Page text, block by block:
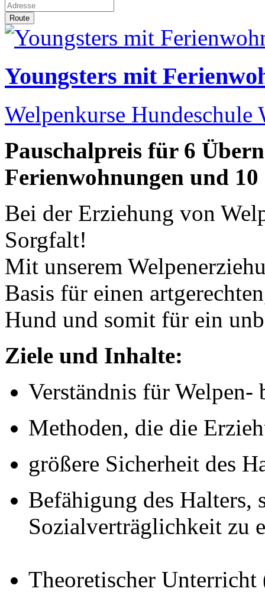
Route
Youngsters mit
Welpenkurse Hundeschule
Pauschalpreis für 6
Ferienwohnungen und
Bei der Erziehung von
Sorgfalt!
Mit unserem
Basis für einen
Hund und somit für ein
Ziele und Inhalte:
Verständnis für Welpen-
Methoden, die die
größere Sicherheit des
Befähigung des Halters,
Sozialverträglichkeit zu
Theoretischer Unterricht